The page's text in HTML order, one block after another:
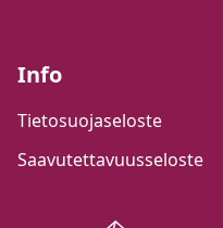
Info
Tietosuojaseloste
Saavutettavuusseloste